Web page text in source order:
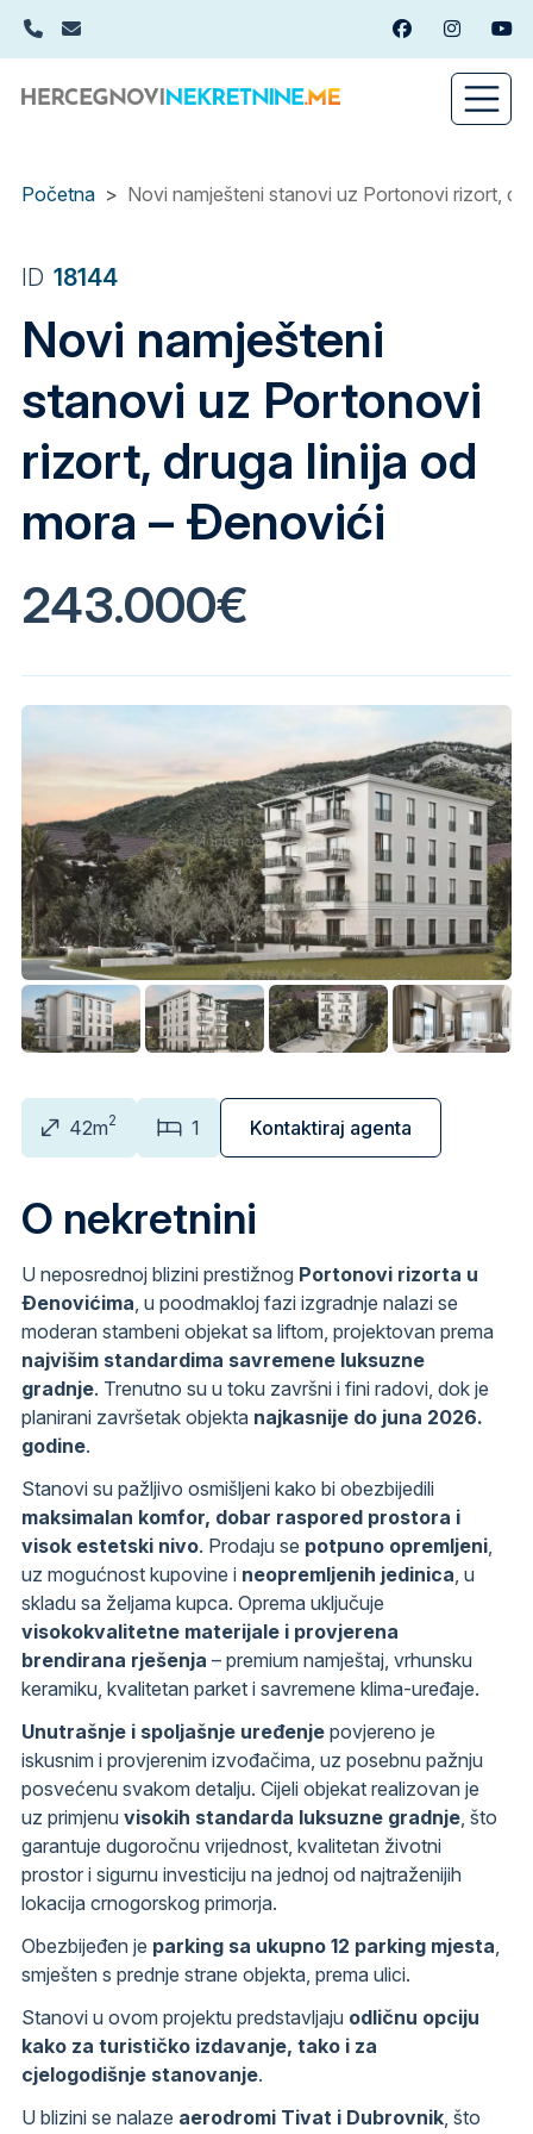
Skip
content
+382(0)67 449 988
info@hercegnovinekretnine.me FacebookInstagram
Početna Novi namješteni stanovi uz Portonovi rizort,
ID 18144
Novi namješteni
stanovi uz Portonovi
rizort, druga linija od
mora – Đenovići
243.000€
42m2 1 Kontaktiraj agenta
O nekretnini
U neposrednoj blizini prestižnog Portonovi rizorta u
Đenovićima , u poodmakloj fazi izgradnje nalazi se
moderan stambeni objekat sa liftom, projektovan prema
najvišim standardima savremene luksuzne
gradnje. Trenutno su u toku završni i fini radovi, dok je
planirani završetak objekta najkasnije do juna 2026.
godine.
Stanovi su pažljivo osmišljeni kako bi obezbijedili
maksimalan komfor, dobar raspored prostora i
visok estetski nivo. Prodaju se potpuno opremljeni
uz mogućnost kupovine i neopremljenih jedinica , u
skladu sa željama kupca. Oprema uključuje
visokokvalitetne materijale i provjerena
brendirana rješenja – premium namještaj, vrhunsku
keramiku, kvalitetan parket i savremene klima-uređaje.
Unutrašnje i spoljašnje uređenje povjereno je
iskusnim i provjerenim izvođačima, uz posebnu pažnju
posvećenu svakom detalju. Cijeli objekat realizovan je
uz primjenu visokih standarda luksuzne gradnje , što
garantuje dugoročnu vrijednost, kvalitetan životni
prostor i sigurnu investiciju na jednoj od najtraženijih
lokacija crnogorskog primorja.
Obezbijeđen je parking sa ukupno 12 parking mjesta
smješten s prednje strane objekta, prema ulici.
Stanovi u ovom projektu predstavljaju odličnu opciju
kako za turističko izdavanje, tako i za
cjelogodišnje stanovanje.
U blizini se nalaze aerodromi Tivat i Dubrovnik , što